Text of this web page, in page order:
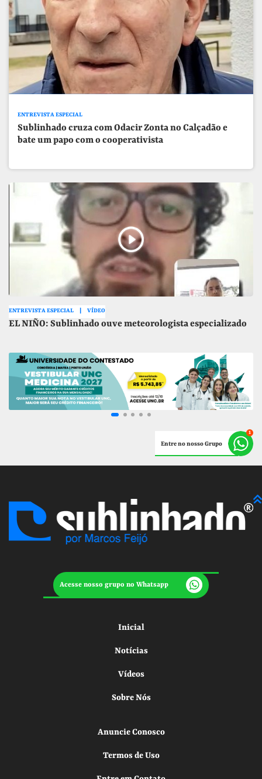
ENTREVISTA ESPECIAL
Sublinhado cruza com Odacir Zonta no Calçadão e
bate um papo com o cooperativista
ENTREVISTA ESPECIAL VÍDEO
EL NIÑO: Sublinhado ouve meteorologista especializado
Entre no nosso Grupo
Acesse nosso grupo no Whatsapp
Inicial
Notícias
Vídeos
Sobre Nós
Anuncie Conosco
Termos de Uso